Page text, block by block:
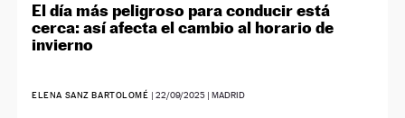
El día más peligroso para conducir está
cerca: así afecta el cambio al horario de
invierno
ELENA SANZ BARTOLOMÉ | 22/09/2025| MADRID